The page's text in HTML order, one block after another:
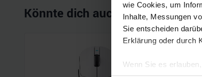
wie Cookies, um
Inhalte, Messungen
Sie entscheiden
Erklärung oder durch
Wenn Sie es
Könnte dich auch interessieren